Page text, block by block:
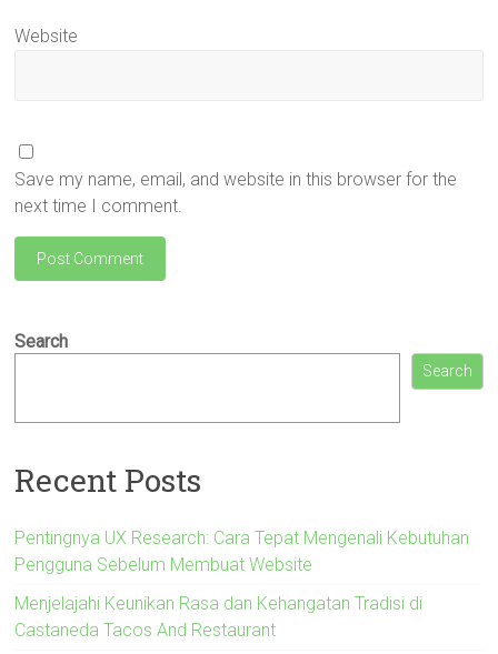
Website
Save my name, email, and website in this browser for the
next time I comment.
Search
Search
Recent Posts
Pentingnya UX Research: Cara Tepat Mengenali Kebutuhan
Pengguna Sebelum Membuat Website
Menjelajahi Keunikan Rasa dan Kehangatan Tradisi di
Castaneda Tacos And Restaurant